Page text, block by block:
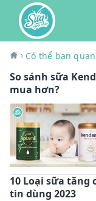
Có thể bạn
So sánh sữa
mua hơn?
10 Loại sữa tăng
tin dùng 2023